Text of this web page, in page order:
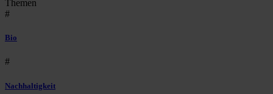
Themen
#
Bio
#
Nachhaltigkeit